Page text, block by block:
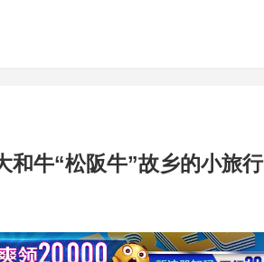
和牛“松阪牛”故乡的小旅行